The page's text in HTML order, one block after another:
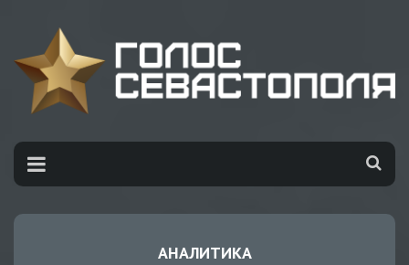
АНАЛИТИКА